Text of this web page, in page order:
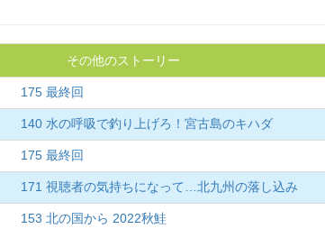
その他のストーリー
175 最終回
140 水の呼吸で釣り上げろ！宮古島のキハダ
175 最終回
171 視聴者の気持ちになって…北九州の落し込み
153 北の国から 2022秋鮭